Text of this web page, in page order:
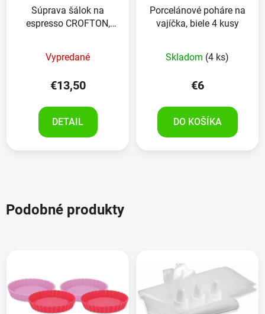
Súprava šálok na
espresso CROFTON,
Vypredané
€13,50
DETAIL
Porcelánové poháre na
vajíčka, biele 4 kusy
Skladom (4 ks)
€6
DO KOŠÍKA
Podobné produkty